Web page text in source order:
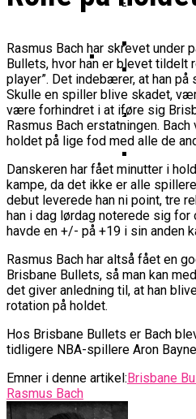
Cup
Bakken
Misser
Danske
Spilletid
Danske
Portland
Kamp
Kalender
Medie:
Spidsen
Medlemstal I
Fremgang
Rasmus Bach har skrevet under
Bullets, hvor han er blevet tildelt
player”. Det indebærer, at han på
Skulle en spiller blive skadet,
være forhindret i at iføre sig
Rasmus Bach erstatningen.
holdet på lige fod med alle de
Danskeren har fået minutter i
kampe, da det ikke er alle
debut leverede han ni point, tre
han i dag lørdag noterede sig
havde en +/- på +19 i sin anden
Rasmus Bach har altså fået en
Brisbane Bullets, så man kan
det giver anledning til, at han
rotation på holdet.
Hos Brisbane Bullets er Bach
tidligere NBA-spillere Aron
Emner i denne artikel:Brisbane
Rasmus Bach